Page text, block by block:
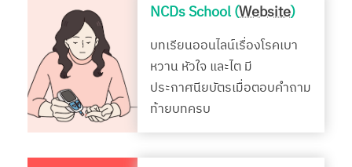
NCDs School (Website)
บทเรียนออนไลน์เรื่องโรคเบา
หวาน หัวใจ และไต มี
ประกาศนียบัตรเมื่อตอบคำถาม
ท้ายบทครบ